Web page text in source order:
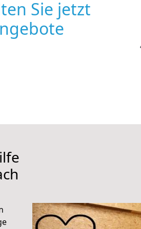
Sie jetzt